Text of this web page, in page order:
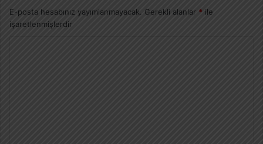
E-posta hesabınız yayımlanmayacak. Gerekli alanlar * ile
işaretlenmişlerdir